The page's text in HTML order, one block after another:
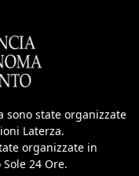
sono state organizzate
Laterza.
organizzate in
24 Ore.